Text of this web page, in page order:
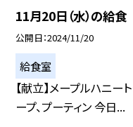
11月20日（水）の給食
公開日 2024/11/20
給食室
【献立】メープルハニー
ープ、プーティン 今日...